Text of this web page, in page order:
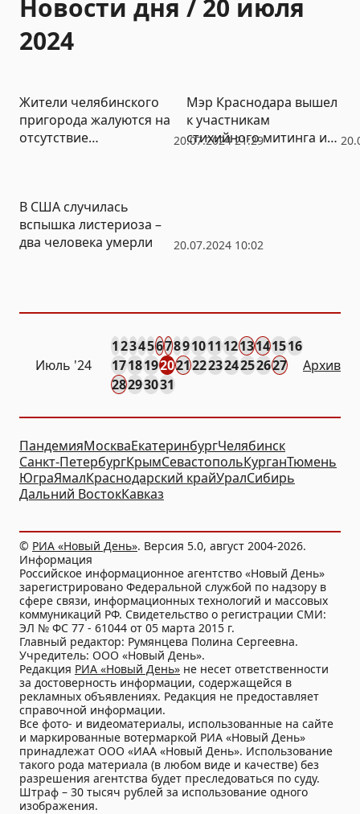
Новости дня / 20 июля
2024
20.07.2024 21:29
Жители челябинского
пригорода жалуются на
отсутствие
Мэр Краснодара вышел
к участникам
стихийного митинга из-
20.07.2024 10:02
В США случилась
вспышка листериоза –
два человека умерли
Июль '24
12345678910111213141516
1718192021222324252627
28293031
Архив
ПандемияМоскваЕкатеринбургЧелябинск
Санкт-ПетербургКрымСевастопольКурганТюмень
ЮграЯмалКраснодарский крайУралСибирь
Дальний ВостокКавказ
© РИА «Новый День». Версия 5.0, август 2004-2026.
Информация
Российское информационное агентство «Новый День»
зарегистрировано Федеральной службой по надзору в
сфере связи, информационных технологий и массовых
коммуникаций РФ. Свидетельство о регистрации СМИ:
ЭЛ № ФС 77 - 61044 от 05 марта 2015 г.
Главный редактор: Румянцева Полина Сергеевна.
Учредитель: ООО «Новый День».
Редакция РИА «Новый День» не несет ответственности
за достоверность информации, содержащейся в
рекламных объявлениях. Редакция не предоставляет
справочной информации.
Все фото- и видеоматериалы, использованные на сайте
и маркированные вотермаркой РИА «Новый День»
принадлежат ООО «ИАА «Новый День». Использование
такого рода материала (в любом виде и качестве) без
разрешения агентства будет преследоваться по суду.
Штраф – 30 тысяч рублей за использование одного
изображения.